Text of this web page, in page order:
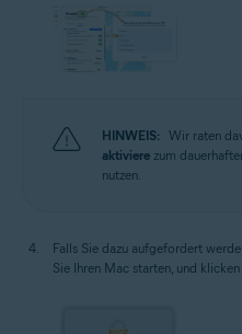
HINWEIS: Wir raten
aktiviere zum
nutzen.
Falls Sie dazu aufgefordert
Sie Ihren Mac starten, und